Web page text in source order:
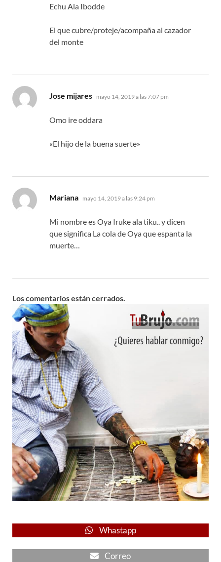
Echu Ala Ibodde
El que cubre/proteje/acompaña al cazador
del monte
Jose mijares mayo 14, 2019 a las 7:07 pm
Omo ire oddara
«El hijo de la buena suerte»
Mariana mayo 14, 2019 a las 9:24 pm
Mi nombre es Oya Iruke ala tiku.. y dicen
que significa La cola de Oya que espanta la
muerte…
Los comentarios están cerrados.
Whastapp
Correo